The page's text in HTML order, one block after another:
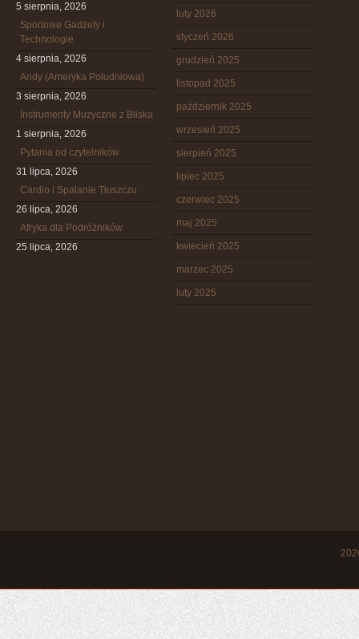
5 sierpnia, 2026
Sportowe Gadżety i
Technologie
4 sierpnia, 2026
Andy (Ameryka Południowa)
3 sierpnia, 2026
Instrumenty Muzyczne z Bliska
1 sierpnia, 2026
Pytania od czytelników
31 lipca, 2026
Cardio i Spalanie Tłuszczu
26 lipca, 2026
Afryka dla Podróżników
25 lipca, 2026
luty 2026
styczeń 2026
grudzień 2025
listopad 2025
październik 2025
wrzesień 2025
sierpień 2025
lipiec 2025
czerwiec 2025
maj 2025
kwiecień 2025
marzec 2025
luty 2025